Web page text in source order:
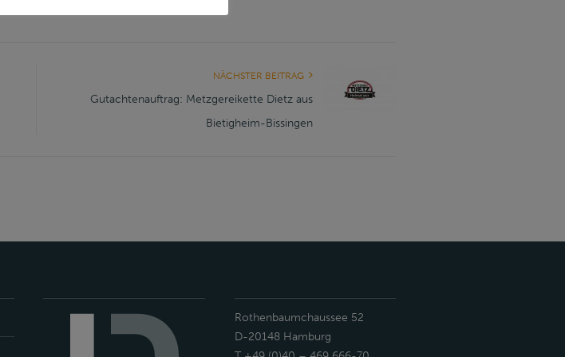
NÄCHSTER BEITRAG
Gutachtenauftrag: Metzgereikette Dietz aus
Bietigheim-Bissingen
Rothenbaumchaussee 52
D-20148 Hamburg